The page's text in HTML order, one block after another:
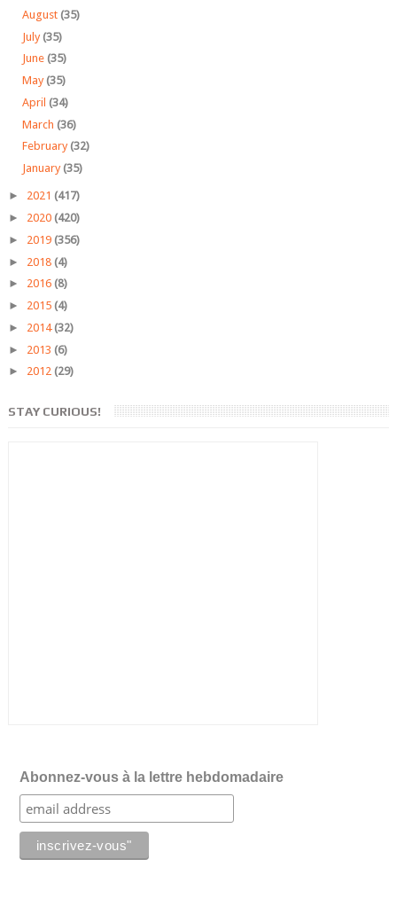
August (35)
July (35)
June (35)
May (35)
April (34)
March (36)
February (32)
January (35)
► 2021 (417)
► 2020 (420)
► 2019 (356)
► 2018 (4)
► 2016 (8)
► 2015 (4)
► 2014 (32)
► 2013 (6)
► 2012 (29)
STAY CURIOUS!
Abonnez-vous à la lettre hebdomadaire